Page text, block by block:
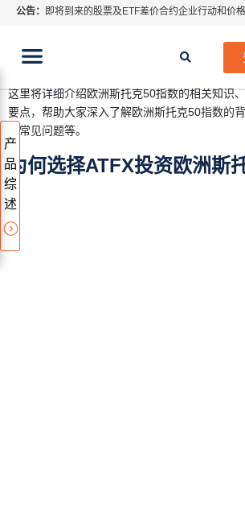
公告： 即将到来的股票及ETF差价合约企业行动和价
ATFX呼吁推进金融市场合规、安全、有序、良
当前位置:首页>指数> 欧洲斯托克50指数 –
欧洲斯托克50指数
这里将详细介绍欧洲斯托克50指数的相关知识
要点，帮助大家深入了解欧洲斯托克50指数的
及常见问题等。
为何选择ATFX投资欧洲斯
产
品
综
述